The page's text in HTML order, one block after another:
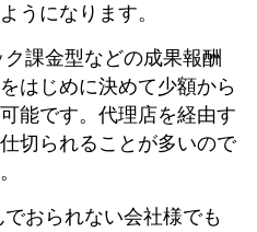
うになります。
課金型などの成果報酬
はじめに決めて少額から
能です。代理店を経由す
切られることが多いので
おられない会社様でも